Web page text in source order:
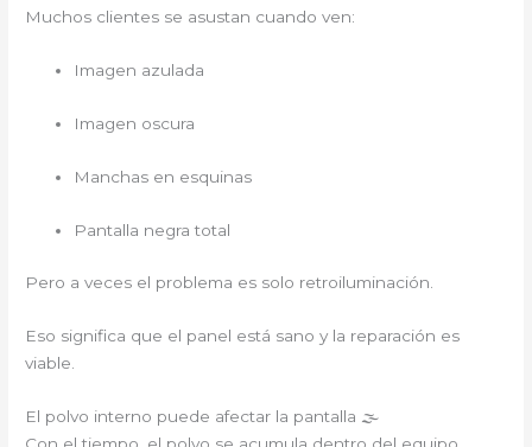
Muchos clientes se asustan cuando ven:
Imagen azulada
Imagen oscura
Manchas en esquinas
Pantalla negra total
Pero a veces el problema es solo retroiluminación.
Eso significa que el panel está sano y la reparación es
viable.
El polvo interno puede afectar la pantalla 🌫